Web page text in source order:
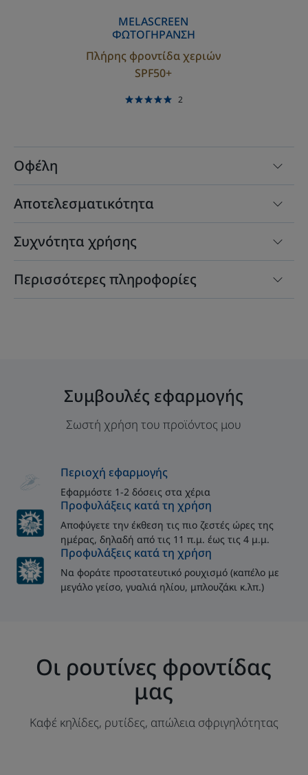
MELASCREEN
ΦΩΤΟΓΗΡΑΝΣΗ
Πλήρης φροντίδα χεριών
SPF50+
2
Οφέλη
Αποτελεσματικότητα
Συχνότητα χρήσης
Περισσότερες πληροφορίες
Συμβουλές εφαρμογής
Σωστή χρήση του προϊόντος μου
Περιοχή εφαρμογής
Εφαρμόστε 1-2 δόσεις στα χέρια
Προφυλάξεις κατά τη χρήση
Αποφύγετε την έκθεση τις πιο ζεστές ώρες της
ημέρας, δηλαδή από τις 11 π.μ. έως τις 4 μ.μ.
Προφυλάξεις κατά τη χρήση
Να φοράτε προστατευτικό ρουχισμό (καπέλο με
μεγάλο γείσο, γυαλιά ηλίου, μπλουζάκι κ.λπ.)
Οι ρουτίνες φροντίδας
μας
Καφέ κηλίδες, ρυτίδες, απώλεια σφριγηλότητας